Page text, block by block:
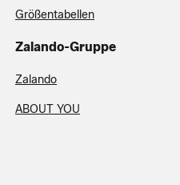
Größentabellen
Zalando-Gruppe
Zalando
ABOUT YOU